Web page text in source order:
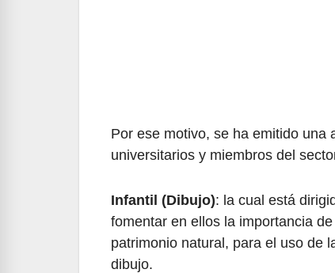
Por ese motivo, se ha emitido una
universitarios y miembros del
Infantil (Dibujo): la cual está
fomentar en ellos la importancia
patrimonio natural, para el uso de
dibujo.